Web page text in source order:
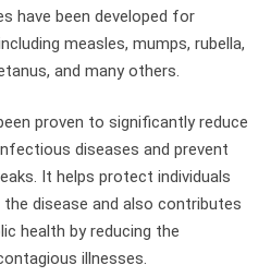
have been developed for
measles, mumps, rubella,
and many others.
proven to significantly reduce
diseases and prevent
It helps protect individuals
disease and also contributes
health by reducing the
illnesses.